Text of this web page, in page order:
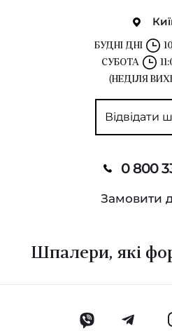
БУДНІ ДНІ
СУБОТА
(НЕДІЛЯ
Відвідати
0 800
Замовити
Шпалери, які